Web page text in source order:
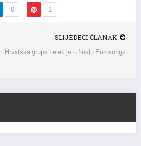
0 1
SLIJEDEĆI ČLANAK